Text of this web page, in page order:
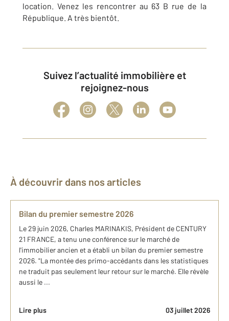
location. Venez les rencontrer au 63 B rue de la
République. A très bientôt.
Suivez l’actualité immobilière et
rejoignez-nous
À découvrir dans nos articles
Bilan du premier semestre 2026
Le 29 juin 2026, Charles MARINAKIS, Président de CENTURY
21 FRANCE, a tenu une conférence sur le marché de
l'immobilier ancien et a établi un bilan du premier semestre
2026. "La montée des primo-accédants dans les statistiques
ne traduit pas seulement leur retour sur le marché. Elle révèle
aussi le ...
Lire plus 03 juillet 2026